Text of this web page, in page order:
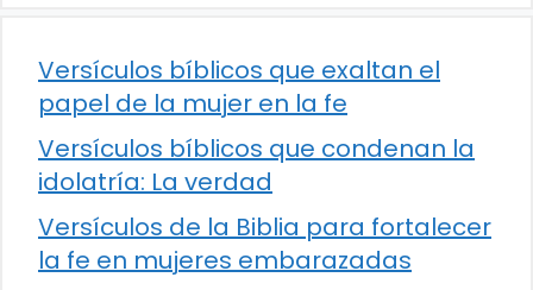
Versículos bíblicos que exaltan el
papel de la mujer en la fe
Versículos bíblicos que condenan la
idolatría: La verdad
Versículos de la Biblia para fortalecer
la fe en mujeres embarazadas